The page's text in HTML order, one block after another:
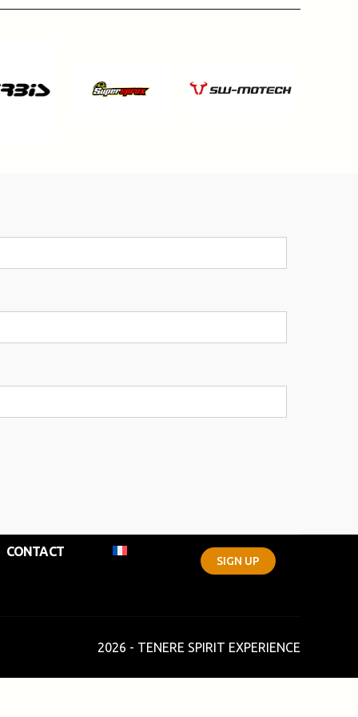
CONTACT
SIGN UP
2026 - TENERE SPIRIT EXPERIENCE